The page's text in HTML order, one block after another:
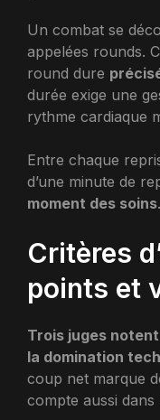
Un combat se
appelées rounds.
round dure
durée exige une
rythme cardiaque
Entre chaque
d’une minute de
moment des soins.
Critères
points et
Trois juges
la domination
coup net marque
compte aussi